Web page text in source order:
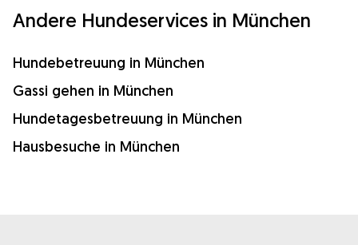
Andere Hundeservices in München
Hundebetreuung in München
Gassi gehen in München
Hundetagesbetreuung in München
Hausbesuche in München